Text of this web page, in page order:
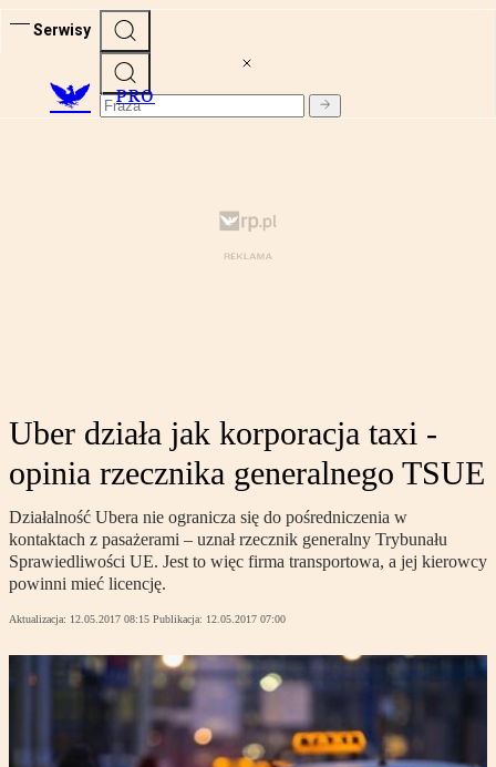
Serwisy
PRO
Uber działa jak korporacja taxi -
opinia rzecznika generalnego TSUE
Działalność Ubera nie ogranicza się do pośredniczenia w
kontaktach z pasażerami – uznał rzecznik generalny Trybunału
Sprawiedliwości UE. Jest to więc firma transportowa, a jej kierowcy
powinni mieć licencję.
Aktualizacja: 12.05.2017 08:15 Publikacja: 12.05.2017 07:00